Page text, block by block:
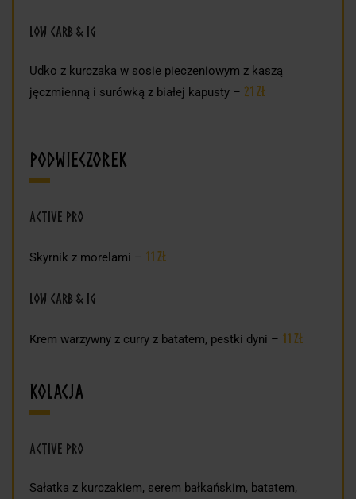
Low Carb & IG
Udko z kurczaka w sosie pieczeniowym z kaszą
jęczmienną i surówką z białej kapusty – 21 zł
Podwieczorek
Active Pro
Skyrnik z morelami – 11 zł
Low Carb & IG
Krem warzywny z curry z batatem, pestki dyni – 11 zł
Kolacja
Active Pro
Sałatka z kurczakiem, serem bałkańskim, batatem,